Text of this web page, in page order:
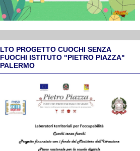
LTO PROGETTO CUOCHI SENZA
FUOCHI ISTITUTO "PIETRO PIAZZA"
PALERMO